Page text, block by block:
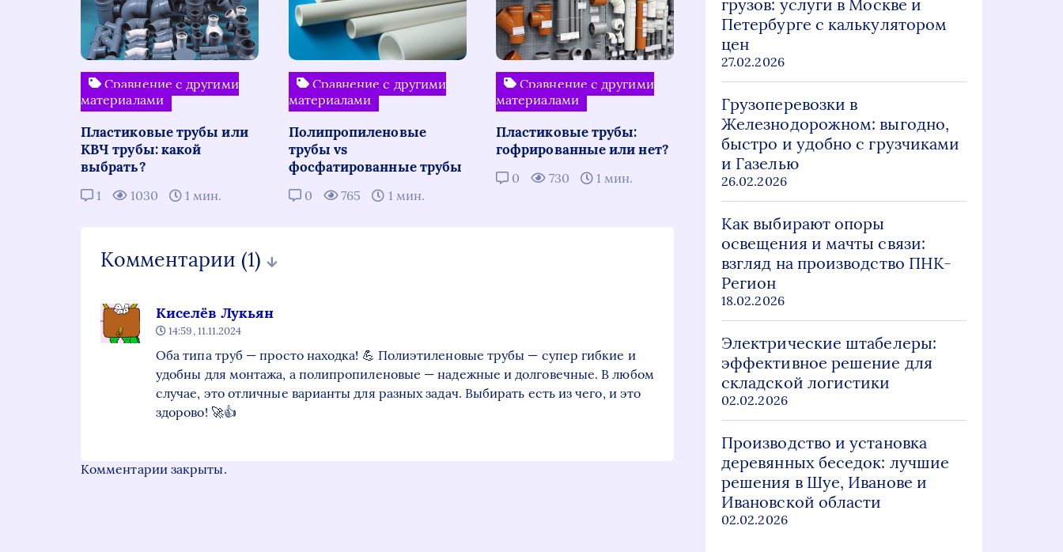
Сравнение с другими
материалами
Пластиковые трубы или
КВЧ трубы: какой
выбрать?
1 1030 1 мин.
Сравнение с другими
материалами
Полипропиленовые
трубы vs
фосфатированные трубы
0 765 1 мин.
Сравнение с другими
материалами
Пластиковые трубы:
гофрированные или нет?
0 730 1 мин.
Комментарии (1)
Киселёв Лукьян
14:59, 11.11.2024
Оба типа труб — просто находка! 💪 Полиэтиленовые трубы — супер гибкие и
удобны для монтажа, а полипропиленовые — надежные и долговечные. В любом
случае, это отличные варианты для разных задач. Выбирать есть из чего, и это
здорово! 🚀👍
Комментарии закрыты.
грузов: услуги в Москве и
Петербурге с калькулятором
цен
27.02.2026
Грузоперевозки в
Железнодорожном: выгодно,
быстро и удобно с грузчиками
и Газелью
26.02.2026
Как выбирают опоры
освещения и мачты связи:
взгляд на производство ПНК-
Регион
18.02.2026
Электрические штабелеры:
эффективное решение для
складской логистики
02.02.2026
Производство и установка
деревянных беседок: лучшие
решения в Шуе, Иванове и
Ивановской области
02.02.2026